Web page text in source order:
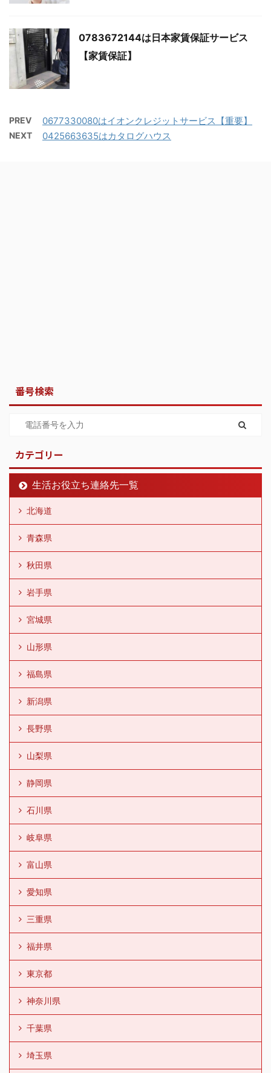
0783672144は日本家賃保証サービス
【家賃保証】
PREV 0677330080はイオンクレジットサービス【重要】
NEXT 0425663635はカタログハウス
番号検索
カテゴリー
生活お役立ち連絡先一覧
北海道
青森県
秋田県
岩手県
宮城県
山形県
福島県
新潟県
長野県
山梨県
静岡県
石川県
岐阜県
富山県
愛知県
三重県
福井県
東京都
神奈川県
千葉県
埼玉県